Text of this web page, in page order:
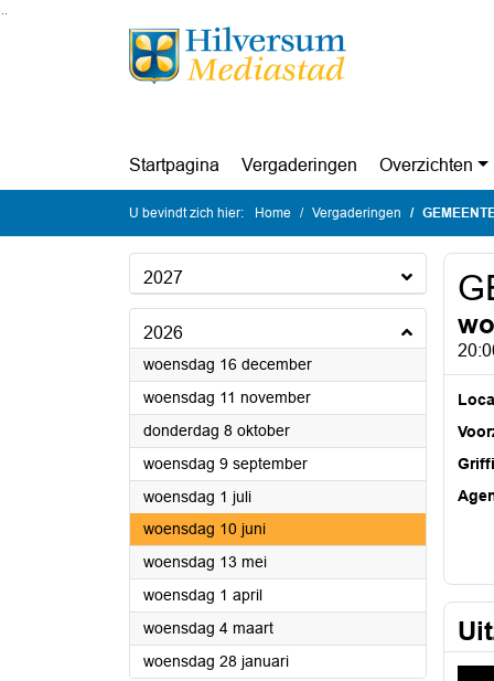
Ga naar de inhoud van deze pagina
Ga naar het zoeken
Ga naar het menu
Startpagina Vergaderingen Overzichten
U bevindt zich hier: Home Vergaderingen
2027
2026
woensdag 16 december2026
woensdag 11 november2026
donderdag 8 oktober2026
woensdag 9 september2026
woensdag 1 juli2026
woensdag 10 juni2026
woensdag 13 mei2026
woensdag 1 april2026
woensdag 4 maart2026
woensdag 28 januari2026